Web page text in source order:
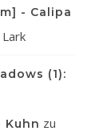
- Calipa
(1):
Kuhn zu